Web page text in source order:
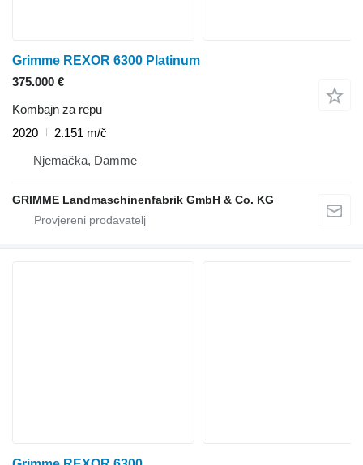
Grimme REXOR 6300 Platinum
375.000 €
Kombajn za repu
2020
2.151 m/č
Njemačka, Damme
GRIMME Landmaschinenfabrik GmbH & Co. KG